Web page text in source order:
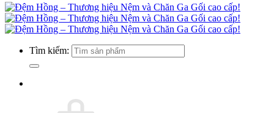
Tìm kiếm: